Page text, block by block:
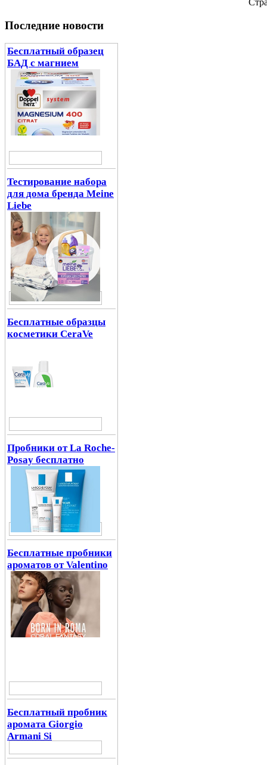
Последние новости
Бесплатный образец
БАД с магнием
Тестирование набора
для дома бренда Meine
Liebe
Бесплатные образцы
косметики CeraVe
Пробники от La Roche-
Posay бесплатно
Бесплатные пробники
ароматов от Valentino
Бесплатный пробник
аромата Giorgio
Armani Si